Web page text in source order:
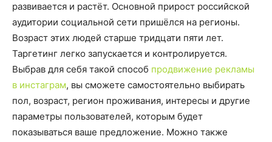
развивается и растёт. Основной прирост российской
аудитории социальной сети пришёлся на регионы.
Возраст этих людей старше тридцати пяти лет.
Таргетинг легко запускается и контролируется.
Выбрав для себя такой способ продвижение рекламы
в инстаграм, вы сможете самостоятельно выбирать
пол, возраст, регион проживания, интересы и другие
параметры пользователей, которым будет
показываться ваше предложение. Можно также